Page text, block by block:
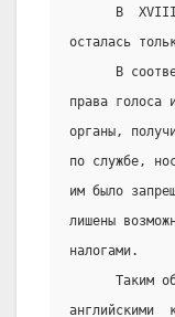
В
осталась
В
права голоса
органы,
по службе,
им было
лишены
налогами.
Таким
английскими